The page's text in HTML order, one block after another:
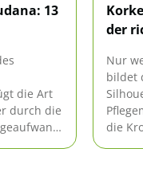
13
die Art
durch die
der
Nur
bildet
die